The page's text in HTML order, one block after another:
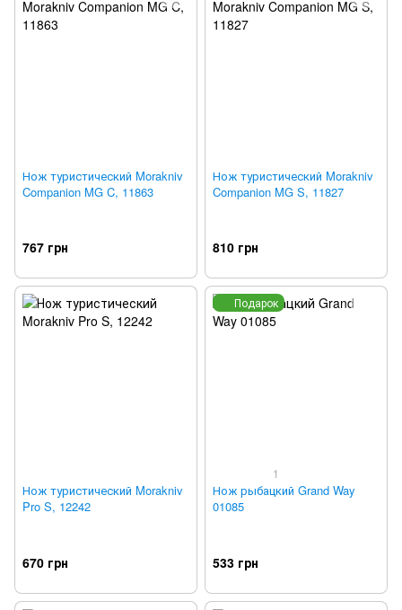
Нож туристический Morakniv
Companion MG C, 11863
767 грн
Нож туристический Morakniv
Companion MG S, 11827
810 грн
Нож туристический Morakniv
Pro S, 12242
670 грн
Подарок
1
Нож рыбацкий Grand Way
01085
533 грн